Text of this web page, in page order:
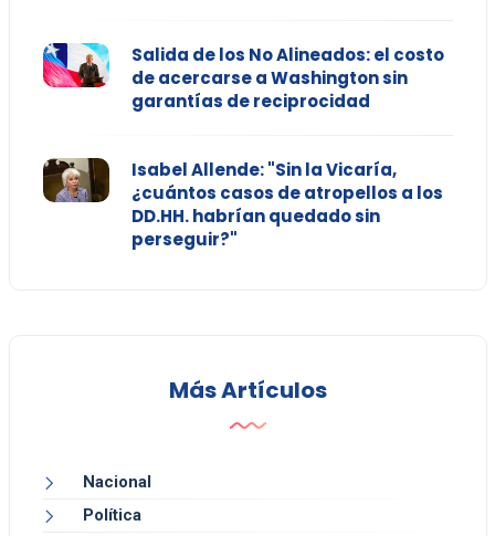
Salida de los No Alineados: el costo
de acercarse a Washington sin
garantías de reciprocidad
Isabel Allende: "Sin la Vicaría,
¿cuántos casos de atropellos a los
DD.HH. habrían quedado sin
perseguir?"
Más Artículos
Nacional
Política